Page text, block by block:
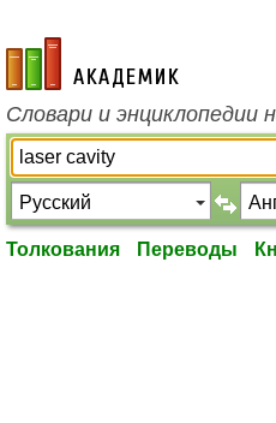
academic.ru
Словари и энциклопедии
Толкования Переводы